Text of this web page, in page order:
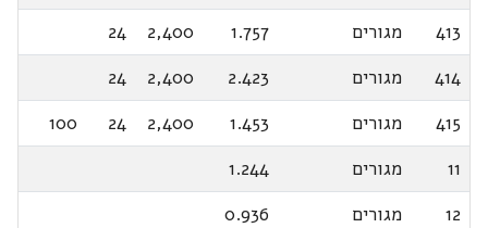
413
מגורים 1.757
2,400
24
414
מגורים 2.423
2,400
24
415
מגורים 1.453
2,400
24
100
11
מגורים
1.244
12
מגורים
0.936